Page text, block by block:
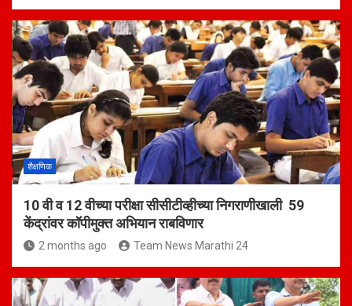
शैक्षणिक
10 वी व 12 वीच्या परीक्षा सीसीटीव्हीच्या निगराणीखाली 59
केंद्रांवर कॉपीमुक्त अभियान राबविणार
2 months ago Team News Marathi 24